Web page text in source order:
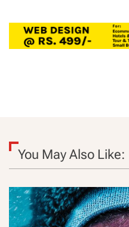
You May Also Like: